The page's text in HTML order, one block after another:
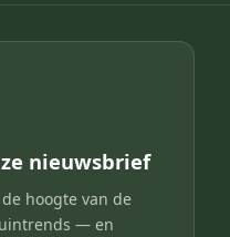
nieuwsbrief
hoogte van de
— en